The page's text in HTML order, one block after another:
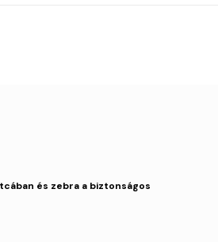
és zebra a biztonságos